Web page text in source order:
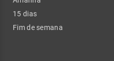
15 dias
Fim de semana